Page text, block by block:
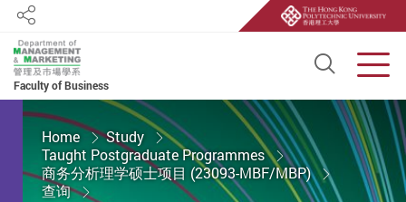
Faculty of Business
Open
Share
Start main content
Home
Study
Taught Postgraduate Programmes
商务分析理学硕士项目 (23093-MBF/MBP)
查询